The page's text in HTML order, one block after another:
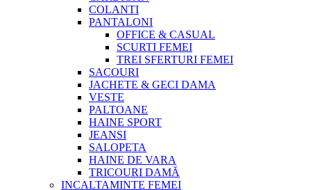
COLANTI
PANTALONI
OFFICE & CASUAL
SCURTI FEMEI
TREI SFERTURI FEMEI
SACOURI
JACHETE & GECI DAMA
VESTE
PALTOANE
HAINE SPORT
JEANSI
SALOPETA
HAINE DE VARA
TRICOURI DAMĂ
INCALTAMINTE FEMEI